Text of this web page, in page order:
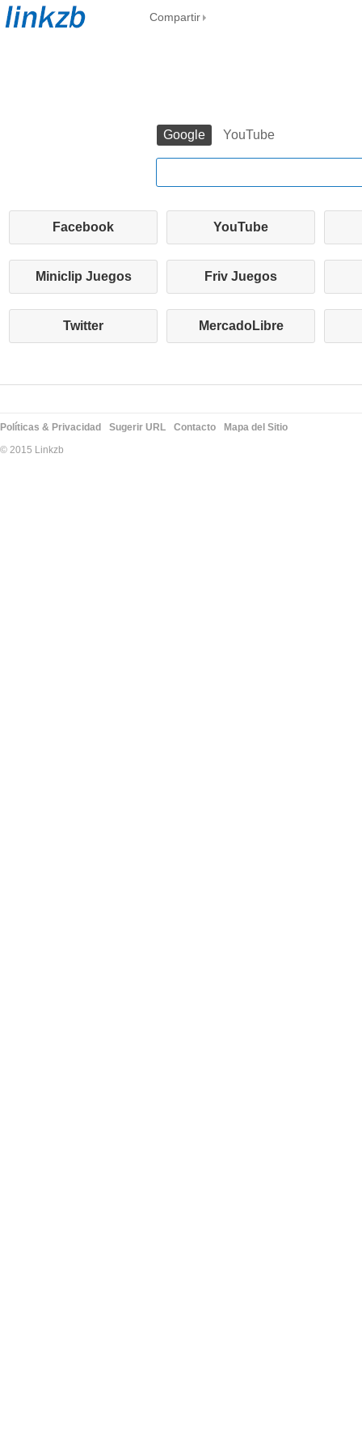
Compartir
Google YouTube
Facebook YouTube
Miniclip Juegos Friv Juegos
Twitter MercadoLibre
Políticas & Privacidad Sugerir URL Contacto
Mapa del Sitio
© 2015 Linkzb